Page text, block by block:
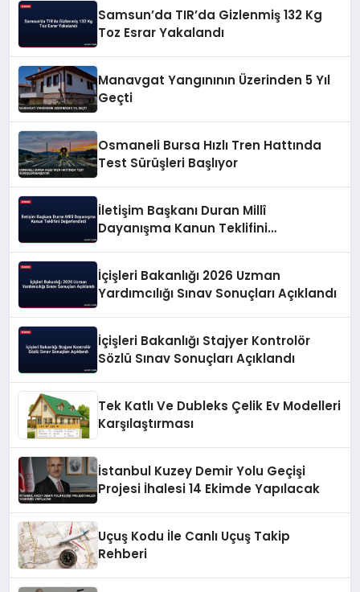
Samsun’da TIR’da Gizlenmiş 132 Kg
Toz Esrar Yakalandı
Manavgat Yangınının Üzerinden 5 Yıl
Geçti
Osmaneli Bursa Hızlı Tren Hattında
Test Sürüşleri Başlıyor
İletişim Başkanı Duran Millî
Dayanışma Kanun Teklifini
İçişleri Bakanlığı 2026 Uzman
Yardımcılığı Sınav Sonuçları Açıklandı
İçişleri Bakanlığı Stajyer Kontrolör
Sözlü Sınav Sonuçları Açıklandı
Tek Katlı Ve Dubleks Çelik Ev Modelleri
Karşılaştırması
İstanbul Kuzey Demir Yolu Geçişi
Projesi İhalesi 14 Ekimde Yapılacak
Uçuş Kodu İle Canlı Uçuş Takip
Rehberi